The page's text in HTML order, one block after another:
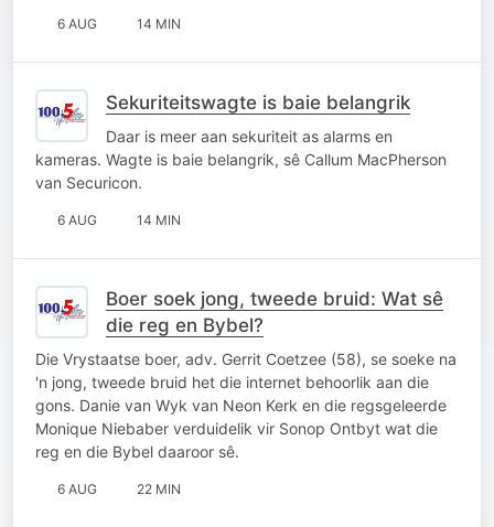
6 AUG 14 MIN
Sekuriteitswagte is baie belangrik
Daar is meer aan sekuriteit as alarms en
kameras. Wagte is baie belangrik, sê Callum MacPherson
van Securicon.
6 AUG 14 MIN
Boer soek jong, tweede bruid: Wat sê
die reg en Bybel?
Die Vrystaatse boer, adv. Gerrit Coetzee (58), se soeke na
'n jong, tweede bruid het die internet behoorlik aan die
gons. Danie van Wyk van Neon Kerk en die regsgeleerde
Monique Niebaber verduidelik vir Sonop Ontbyt wat die
reg en die Bybel daaroor sê.
6 AUG 22 MIN